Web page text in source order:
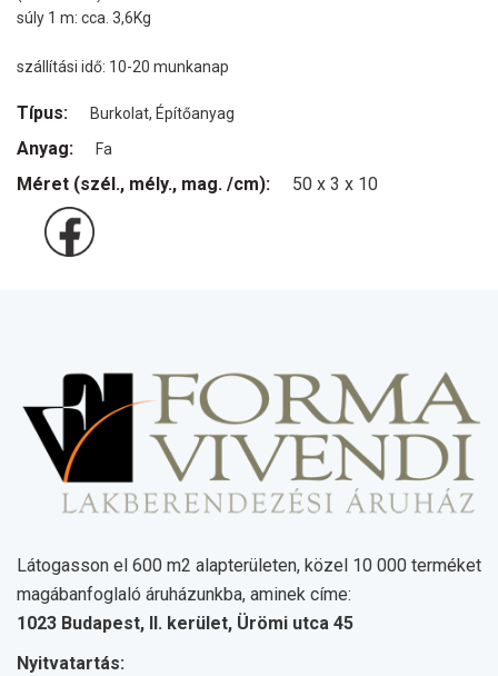
súly 1 m: cca. 3,6Kg
szállítási idő: 10-20 munkanap
Típus: Burkolat, Építőanyag
Anyag: Fa
Méret (szél., mély., mag. /cm): 50 x 3 x 10
Látogasson el 600 m2 alapterületen, közel 10 000 terméket
magábanfoglaló áruházunkba, aminek címe:
1023 Budapest, II. kerület, Ürömi utca 45
Nyitvatartás: